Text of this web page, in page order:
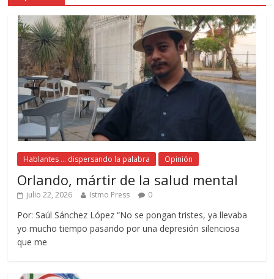
Hablantes ... dispersando la palabra Opinión
Orlando, mártir de la salud mental
julio 22, 2026 Istmo Press 0
Por: Saúl Sánchez López “No se pongan tristes, ya llevaba
yo mucho tiempo pasando por una depresión silenciosa
que me